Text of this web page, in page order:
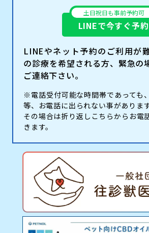
LINEで今すぐ予約
土日祝日も事前予約可
LINEやネット予約のご利用が
の診療を希望される方、緊急の
ご連絡下さい。
※電話受付可能な時間帯であっても
等、お電話に出られない事があります
その場合は折り返しこちらからお電
きます。